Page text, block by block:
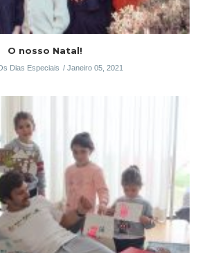
O nosso Natal!
Dias Especiais Janeiro 05, 2021